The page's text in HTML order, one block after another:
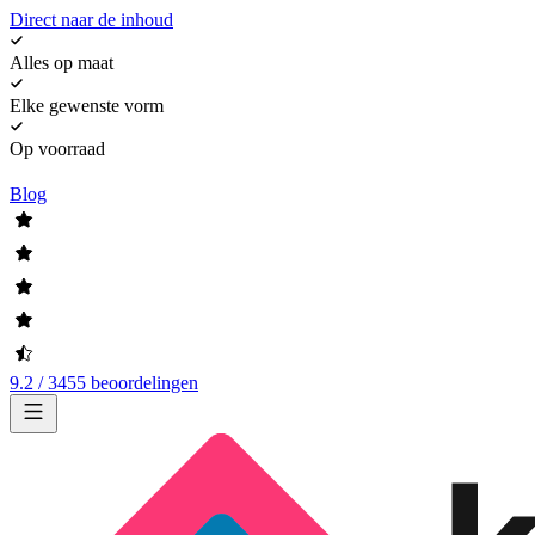
Direct naar de inhoud
Alles op maat
Elke gewenste vorm
Op voorraad
Blog
9.2 / 3455 beoordelingen